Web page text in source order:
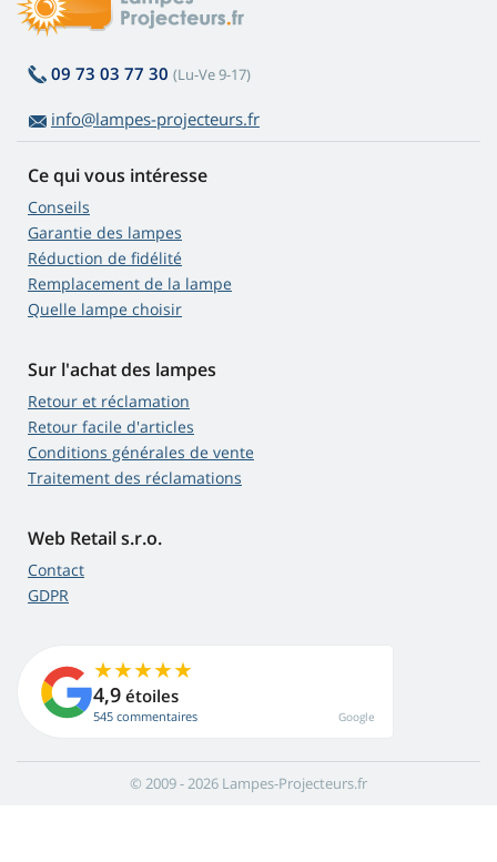
09 73 03 77 30 (Lu-Ve 9-17)
info@lampes-projecteurs.fr
Ce qui vous intéresse
Conseils
Garantie des lampes
Réduction de fidélité
Remplacement de la lampe
Quelle lampe choisir
Sur l'achat des lampes
Retour et réclamation
Retour facile d'articles
Conditions générales de vente
Traitement des réclamations
Web Retail s.r.o.
Contact
GDPR
4,9 étoiles
545 commentaires Google
© 2009 - 2026 Lampes-Projecteurs.fr